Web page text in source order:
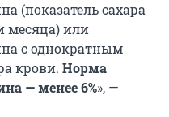
(показатель сахара
месяца) или
с однократным
крови. Норма
— менее 6%», —